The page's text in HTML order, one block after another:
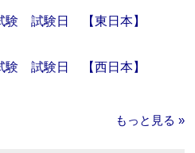
験 試験日 【東日本】
験 試験日 【西日本】
もっと見る »